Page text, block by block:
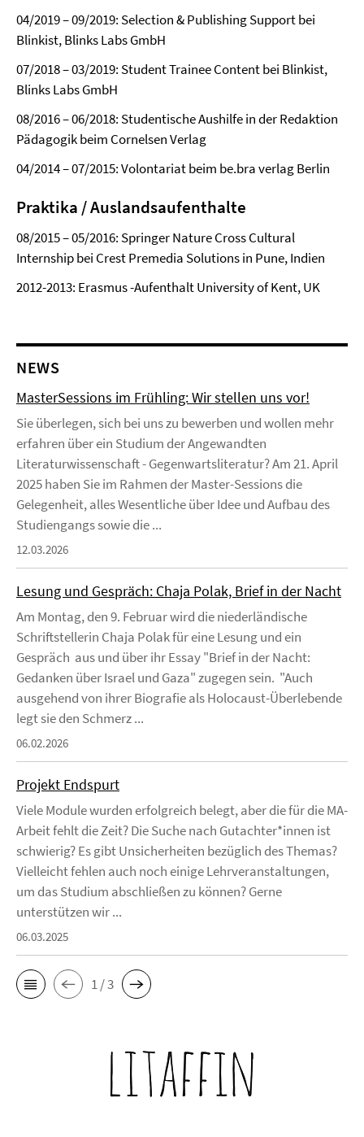
04/2019 – 09/2019: Selection & Publishing Support bei
Blinkist, Blinks Labs GmbH
07/2018 – 03/2019: Student Trainee Content bei Blinkist,
Blinks Labs GmbH
08/2016 – 06/2018: Studentische Aushilfe in der Redaktion
Pädagogik beim Cornelsen Verlag
04/2014 – 07/2015: Volontariat beim be.bra verlag Berlin
Praktika / Auslandsaufenthalte
08/2015 – 05/2016: Springer Nature Cross Cultural
Internship bei Crest Premedia Solutions in Pune, Indien
2012-2013: Erasmus -Aufenthalt University of Kent, UK
NEWS
MasterSessions im Frühling: Wir stellen uns vor!
Sie überlegen, sich bei uns zu bewerben und wollen mehr
erfahren über ein Studium der Angewandten
Literaturwissenschaft - Gegenwartsliteratur? Am 21. April
2025 haben Sie im Rahmen der Master-Sessions die
Gelegenheit, alles Wesentliche über Idee und Aufbau des
Studiengangs sowie die ...
12.03.2026
Lesung und Gespräch: Chaja Polak, Brief in der Nacht
Am Montag, den 9. Februar wird die niederländische
Schriftstellerin Chaja Polak für eine Lesung und ein
Gespräch aus und über ihr Essay "Brief in der Nacht:
Gedanken über Israel und Gaza" zugegen sein. "Auch
ausgehend von ihrer Biografie als Holocaust-Überlebende
legt sie den Schmerz ...
06.02.2026
Projekt Endspurt
Viele Module wurden erfolgreich belegt, aber die für die MA-
Arbeit fehlt die Zeit? Die Suche nach Gutachter*innen ist
schwierig? Es gibt Unsicherheiten bezüglich des Themas?
Vielleicht fehlen auch noch einige Lehrveranstaltungen,
um das Studium abschließen zu können? Gerne
unterstützen wir ...
06.03.2025
1 / 3